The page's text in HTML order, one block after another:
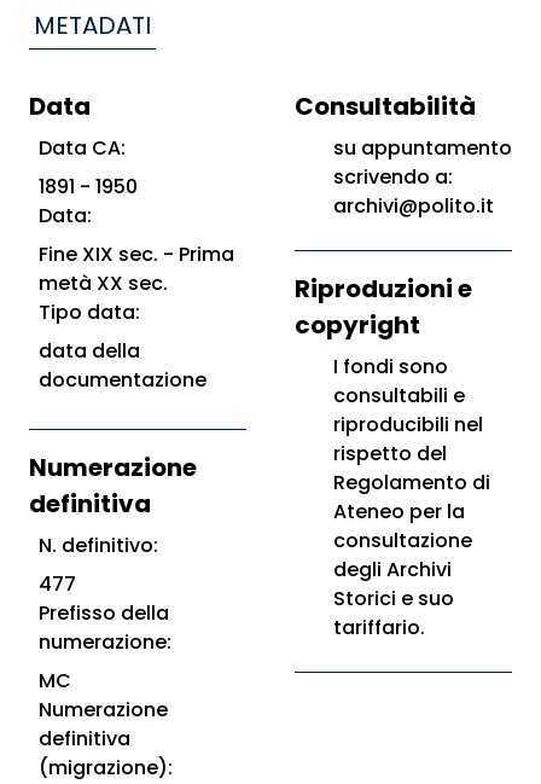
METADATI
Data
Data CA:
1891 - 1950
Data:
Fine XIX sec. - Prima
metà XX sec.
Tipo data:
data della
documentazione
Numerazione
definitiva
N. definitivo:
477
Prefisso della
numerazione:
MC
Numerazione
definitiva
(migrazione):
Consultabilità
su appuntamento
scrivendo a:
archivi@polito.it
Riproduzioni e
copyright
I fondi sono
consultabili e
riproducibili nel
rispetto del
Regolamento di
Ateneo per la
consultazione
degli Archivi
Storici e suo
tariffario.